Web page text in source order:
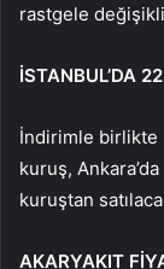
rastgele
İSTANBUL’DA
İndirimle birlikte
kuruş,
kuruştan
AKARYAKIT